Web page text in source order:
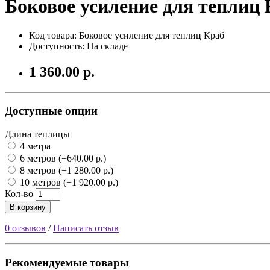
Боковое усиление для теплиц
Код товара: Боковое усиление для теплиц Краб
Доступность: На складе
1 360.00 р.
Доступные опции
Длина теплицы
4 метра
6 метров (+640.00 р.)
8 метров (+1 280.00 р.)
10 метров (+1 920.00 р.)
Кол-во
В корзину
0 отзывов /Написать отзыв
Рекомендуемые товары